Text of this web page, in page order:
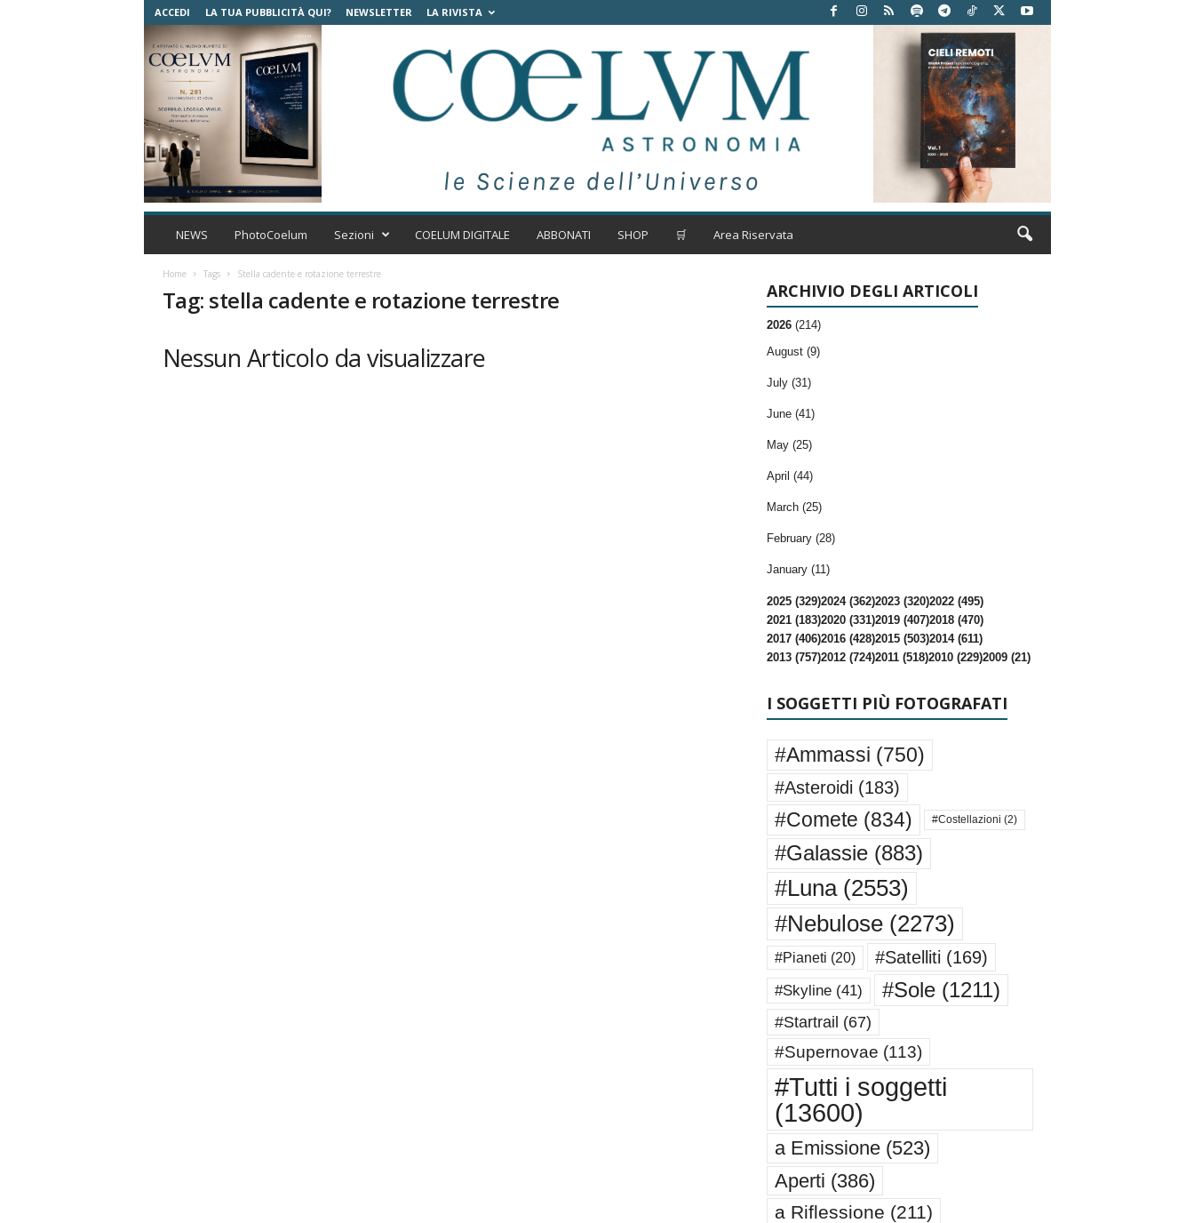
ACCEDI LA TUA PUBBLICITÀ QUI? NEWSLETTER LA RIVISTA
C
m
t
NEWS PhotoCoelum Sezioni COELUM DIGITALE ABBONATI SHOP 🛒 Area Riservata
Home Tags Stella cadente e rotazione terrestre
Tag: stella cadente e rotazione terrestre
Nessun Articolo da visualizzare
ARCHIVIO DEGLI ARTICOLI
2026 (214)
August (9)
July (31)
June (41)
May (25)
April (44)
March (25)
February (28)
January (11)
2025 (329)2024 (362)2023 (320)2022 (495)
2021 (183)2020 (331)2019 (407)2018 (470)
2017 (406)2016 (428)2015 (503)2014 (611)
2013 (757)2012 (724)2011 (518)2010 (229)2009 (21)
I SOGGETTI PIÙ FOTOGRAFATI
#Ammassi (750)
#Asteroidi (183)
#Comete (834) #Costellazioni (2)
#Galassie(883)
#Luna(2553)
#Nebulose(2273)
#Pianeti (20) #Satelliti (169)
#Skyline(41) #Sole(1211)
#Startrail (67)
#Supernovae (113)
#Tutti i soggetti
(13600)
a Emissione(523)
Aperti (386)
a Riflessione (211)